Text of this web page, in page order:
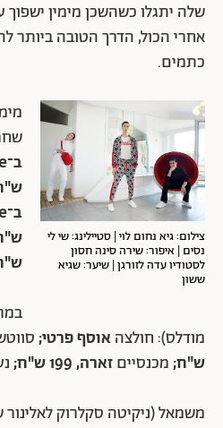
שלה יתגלו כשהשכן מימין ישפוך
אחרי הכול, הדרך הטובה ביותר
כתמים.
צילום: גיא נחום לוי | סטיילינג: שי לי
נסים | איפור: שירה סינה חסון
לסטודיו עדה לזורגן | שיער: שגיא
ששון
ב־Belle & Sue, מחיר
ב־Belle & Sue, מחיר
מודלס): חולצהאוסף פרטי;
ש"ח;מכנסייםזארה,199 ש"ח;
משמאל (ניקיטה סקלרוק